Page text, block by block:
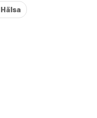
Hälsa